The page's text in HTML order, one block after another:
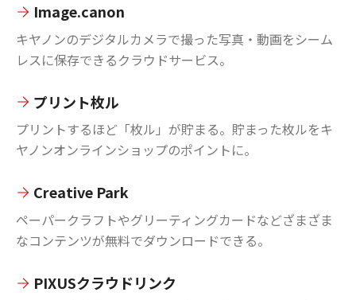
Image.canon
キヤノンのデジタルカメラで撮った写真・動画をシーム
レスに保存できるクラウドサービス。
プリント枚ル
プリントするほど「枚ル」が貯まる。貯まった枚ルをキ
ヤノンオンラインショップのポイントに。
Creative Park
ペーパークラフトやグリーティングカードなどざまざま
なコンテンツが無料でダウンロードできる。
PIXUSクラウドリンク